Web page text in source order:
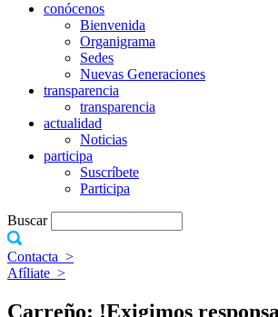
conócenos
Bienvenida
Organigrama
Sedes
Nuevas Generaciones
transparencia
transparencia
actualidad
Noticias
participa
Suscríbete
Participa
Buscar
Contacta >
Afíliate >
Carreño: !Exigimos